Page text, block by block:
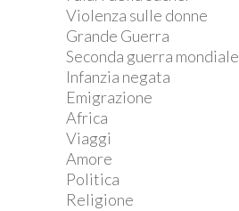
Violenza sulle donne
Grande Guerra
Seconda guerra mondiale
Infanzia negata
Emigrazione
Africa
Viaggi
Amore
Politica
Religione